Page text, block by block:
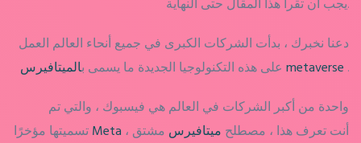
دعنا نخبرك ، بدأت الشركات الكبرى في جميع أنحاء العالم العمل
على هذه التكنولوجيا الجديدة ما يسمى ب metaverse .
واحدة من أكبر الشركات في العالم هي فيسبوك ، والتي تم
Meta ، أنت تعرف هذا ، مصطلح ميتافيرس مشتق